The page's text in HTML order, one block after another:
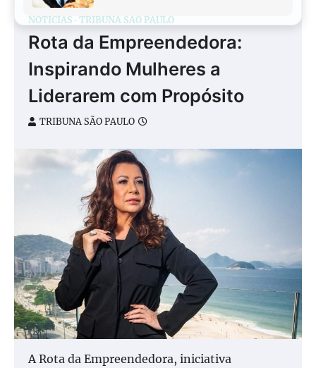
NOTÍCIAS TRIBUNA SÃO PAULO
Rota da Empreendedora:
Inspirando Mulheres a
Liderarem com Propósito
TRIBUNA SÃO PAULO
A Rota da Empreendedora, iniciativa